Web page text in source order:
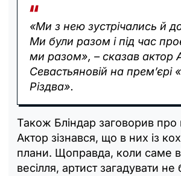
«Ми з нею зустрічались й
Ми були разом і під час
ми разом», – сказав актор
Севастьяновій на прем’єрі
Різдва».
Також Бліндар заговорив про
Актор зізнався, що в них із
плани. Щоправда, коли саме
весілля, артист загадувати не